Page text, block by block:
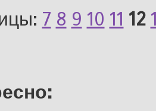
7 8 9 10 11 12